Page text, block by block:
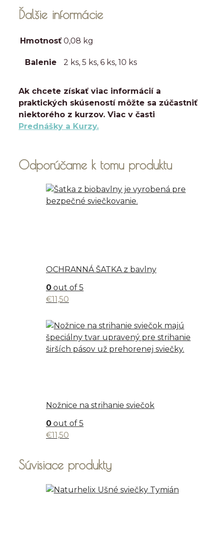
Ďalšie informácie
Hmotnosť 0,08 kg
Balenie 2 ks, 5 ks, 6 ks, 10 ks
Ak chcete získať viac informácií a
praktických skúseností môžte sa zúčastniť
niektorého z kurzov. Viac v časti
Prednášky a Kurzy.
Odporúčame k tomu produktu
OCHRANNÁ ŠATKA z bavlny
0 out of 5
€11,50
Nožnice na strihanie sviečok
0 out of 5
€11,50
Súvisiace produkty